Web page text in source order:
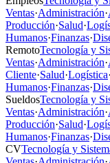
Ventas·Administración·
Producción·Salud·
Humanos·Finanzas·
RemotoTecnología y
Ventas·Administración·
Cliente·Salud·Logística·
Humanos·Finanzas·
SueldosTecnología y
Ventas·Administración·
Producción·Salud·
Humanos·Finanzas·
CVTecnología y